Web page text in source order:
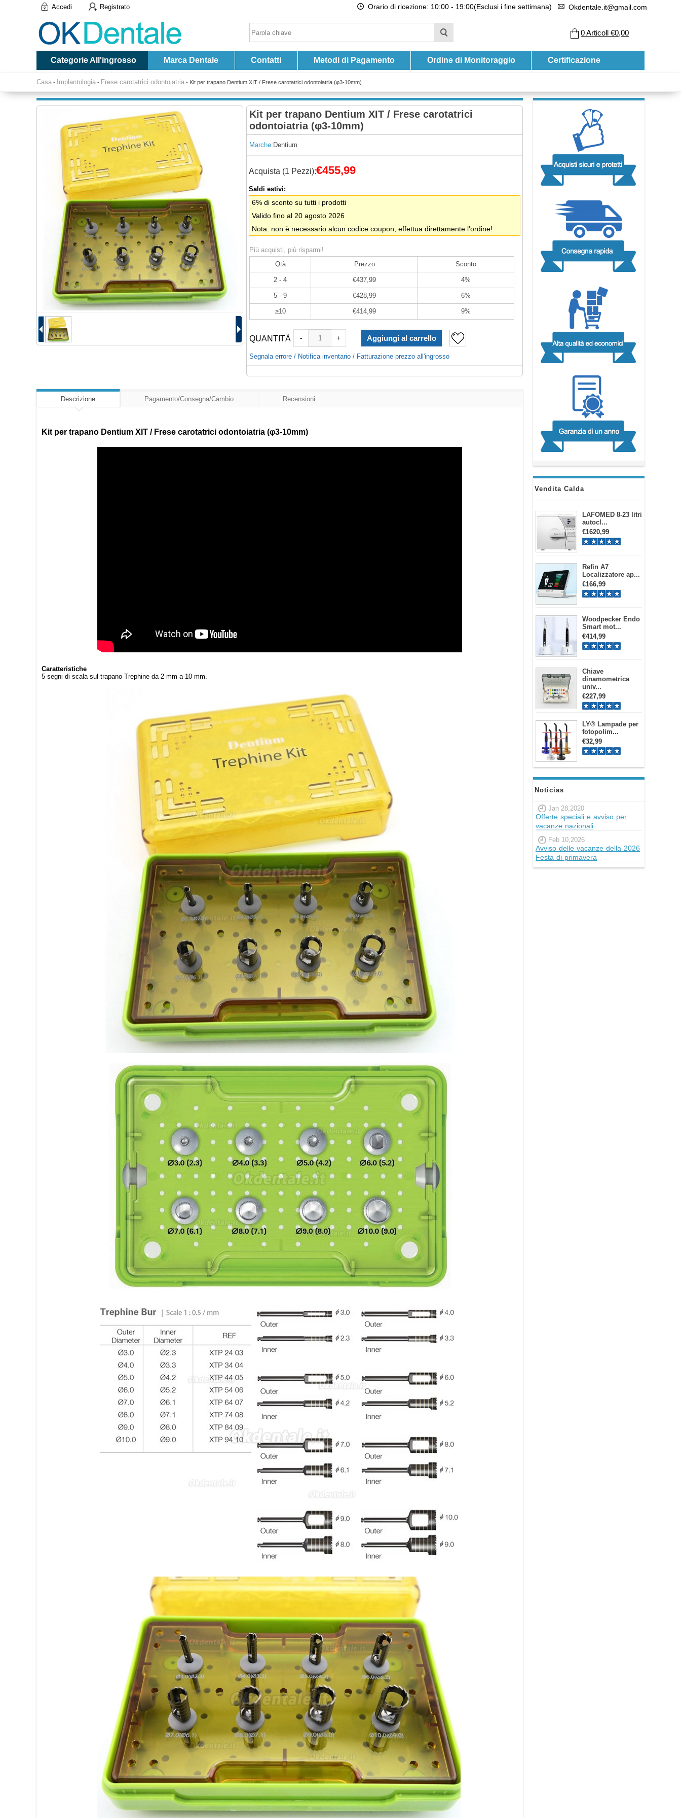
Accedi Registrato Orario di ricezione: 10:00 - 19:00(Esclusi i fine settimana) Okdentale.it@gmail.com
0Articoll €0,00
Categorie All'ingrosso Marca Dentale Contatti Metodi di Pagamento Ordine di Monitoraggio Certificazione
Casa - Implantologia - Frese carotatrici odontoiatria - Kit per trapano Dentium XIT / Frese carotatrici odontoiatria (φ3-10mm)
Vendita Calda
LAFOMED 8-23 litri
autocl...
€1620,99
Refin A7
Localizzatore ap...
€166,99
Woodpecker Endo
Smart mot...
€414,99
Chiave
dinamometrica
univ...
€227,99
LY® Lampade per
fotopolim...
€32,99
Noticias
Jan 28,2020
Offerte speciali e avviso per
vacanze nazionali
Feb 10,2026
Avviso delle vacanze della 2026
Festa di primavera
Kit per trapano Dentium XIT / Frese carotatrici
odontoiatria (φ3-10mm)
Marche: Dentium
Acquista (1 Pezzi):€455,99
Saldi estivi:
6% di sconto su tutti i prodotti
Valido fino al 20 agosto 2026
Nota: non è necessario alcun codice coupon, effettua direttamente l'ordine!
Più acquisti, più risparmi!
Qtà
Prezzo Sconto
2 - 4 €437,99 4%
5 - 9 €428,99 6%
≥10 €414,99 9%
QUANTITÀ - +
Segnala errore / Notifica inventario / Fatturazione prezzo all'ingrosso
Descrizione Pagamento/Consegna/Cambio Recensioni
Kit per trapano Dentium XIT / Frese carotatrici odontoiatria (φ3-10mm)
Caratteristiche
5 segni di scala sul trapano Trephine da 2 mm a 10 mm.